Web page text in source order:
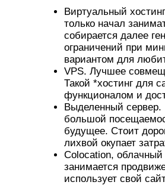
Виртуальный
только начал
собирается далее
ограничений при
вариантом для
VPS. Лучшее
Такой *хостинг для
функционалом и
Выделенный сервер.
большой
будущее. Стоит
лихвой окупает
Colocation,
занимается
использует свой